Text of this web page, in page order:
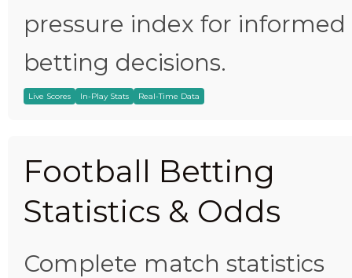
pressure index for informed
betting decisions.
Live Scores In-Play Stats Real-Time Data
Football Betting
Statistics & Odds
Complete match statistics